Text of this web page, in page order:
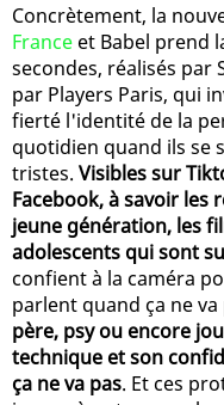
Concrètement, la
France et Babel prend
secondes, réalisés par
par Players Paris, qui
fierté l'identité de la
quotidien quand ils se
tristes. Visibles sur
Facebook, à savoir les
jeune génération, les
adolescents qui sont
confient à la caméra
parlent quand ça ne va
père, psy ou encore
technique et son
ça ne va pas. Et ces